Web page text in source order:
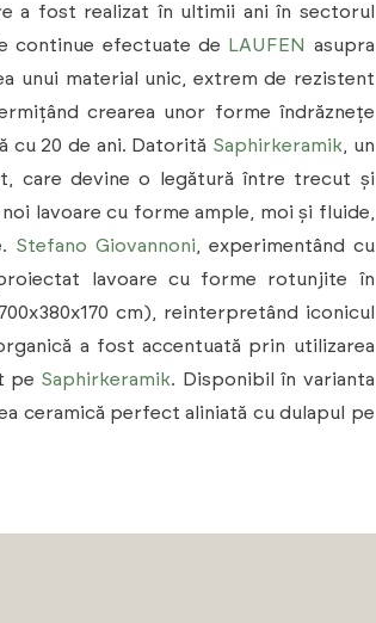
a fost realizat în ultimii ani în sectorul
continue efectuate de
LAUFEN
asupra
unui material unic, extrem de rezistent
crearea unor forme îndrăznețe
cu 20 de ani. Datorită Saphirkeramik , un
care devine o legătură între trecut și
lavoare cu forme ample, moi și fluide,
Stefano Giovannoni , experimentând cu
lavoare cu forme rotunjite în
cm), reinterpretând iconicul
a fost accentuată prin utilizarea
pe Saphirkeramik. Disponibil în varianta
ceramică perfect aliniată cu dulapul pe